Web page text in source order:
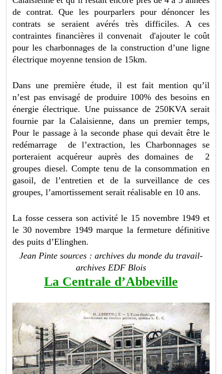
de contrat. Que les pourparlers pour dénoncer les
contrats se seraient avérés très difficiles. A ces
contraintes financières il convenait d'ajouter le coût
pour les charbonnages de la construction d’une ligne
électrique moyenne tension de 15km.
Dans une première étude, il est fait mention qu’il
n’est pas envisagé de produire 100% des besoins en
énergie électrique. Une puissance de 250KVA serait
fournie par la Calaisienne, dans un premier temps,
Pour le passage à la seconde phase qui devait être le
redémarrage de l’extraction, les Charbonnages se
porteraient acquéreur auprès des domaines de 2
groupes diesel. Compte tenu de la consommation en
gasoil, de l’entretien et de la surveillance de ces
groupes, l’amortissement serait réalisable en 10 ans.
La fosse cessera son activité le 15 novembre 1949 et
le 30 novembre 1949 marque la fermeture définitive
des puits d’Elinghen.
Jean Pinte sources : archives du monde du travail-
archives EDF Blois
La Centrale d’Abbeville